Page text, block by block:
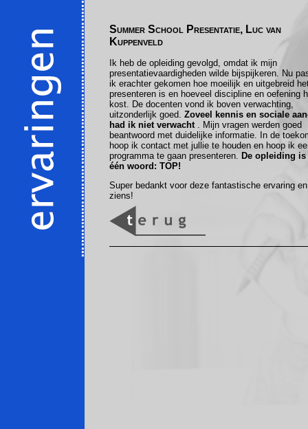
Summer School Presentatie, Luc van
Kuppenveld
Ik heb de opleiding gevolgd, omdat ik mijn
presentatievaardigheden wilde bijspijkeren. Nu
ik erachter gekomen hoe moeilijk en uitgebreid
presenteren is en hoeveel discipline en oefening
kost. De docenten vond ik boven verwachting,
uitzonderlijk goed. Zoveel kennis en sociale
had ik niet verwacht . Mijn vragen werden goed
beantwoord met duidelijke informatie. In de
hoop ik contact met jullie te houden en hoop ik
programma te gaan presenteren. De opleiding is
één woord: TOP!
Super bedankt voor deze fantastische ervaring
ziens!